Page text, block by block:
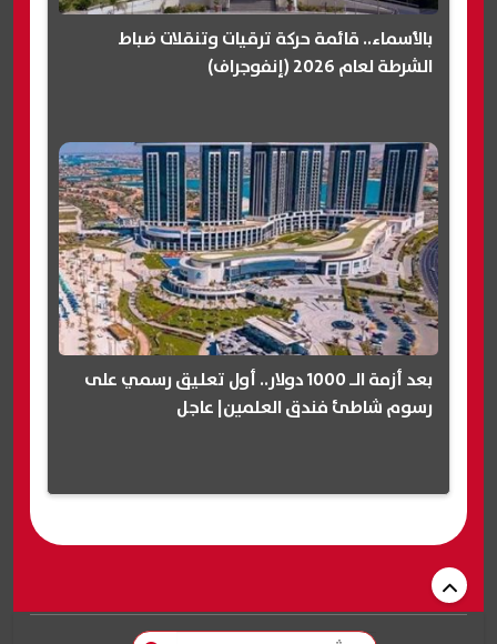
بالأسماء.. قائمة حركة ترقيات وتنقلات ضباط
الشرطة لعام 2026 (إنفوجراف)
بعد أزمة الـ 1000 دولار.. أول تعليق رسمي على
رسوم شاطئ فندق العلمين| عاجل